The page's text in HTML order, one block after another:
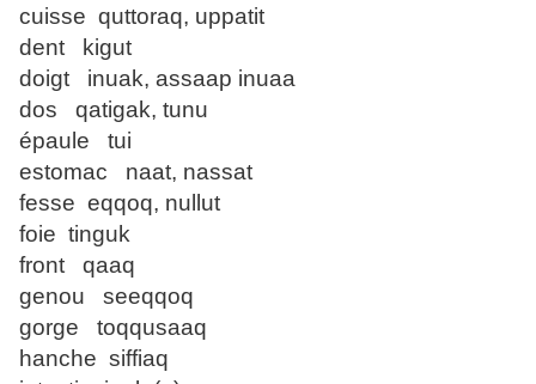
cuisse quttoraq, uppatit
dent kigut
doigt inuak, assaap inuaa
dos qatigak, tunu
épaule tui
estomac naat, nassat
fesse eqqoq, nullut
foie tinguk
front qaaq
genou seeqqoq
gorge toqqusaaq
hanche siffiaq